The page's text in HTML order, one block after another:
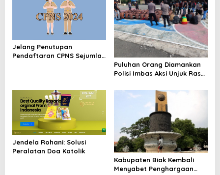
Jelang Penutupan
Pendaftaran CPNS Sejumlah
Puluhan Orang Diamankan
Polisi Imbas Aksi Unjuk Rasa
Jendela Rohani: Solusi
Peralatan Doa Katolik
Kabupaten Biak Kembali
Menyabet Penghargaan